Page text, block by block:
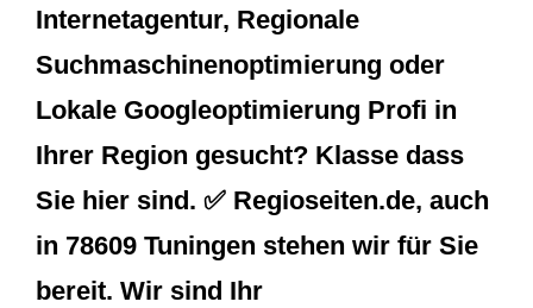
Internetagentur, Regionale
Suchmaschinenoptimierung oder
Lokale Googleoptimierung Profi in
Ihrer Region gesucht? Klasse dass
Sie hier sind. ✅ Regioseiten.de, auch
in 78609 Tuningen stehen wir für Sie
bereit. Wir sind Ihr